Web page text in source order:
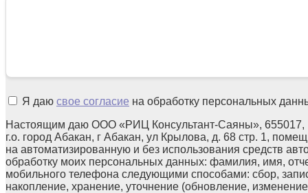
Я даю свое согласие на обработку персональных
Настоящим даю ООО «РИЦ Консультант-Саяны», 655017,
г.о. город Абакан, г Абакан, ул Крылова, д. 68 стр. 1,
на автоматизированную и без использования средств
обработку моих персональных данных: фамилия, имя,
мобильного телефона следующими способами: сбор,
накопление, хранение, уточнение (обновление,